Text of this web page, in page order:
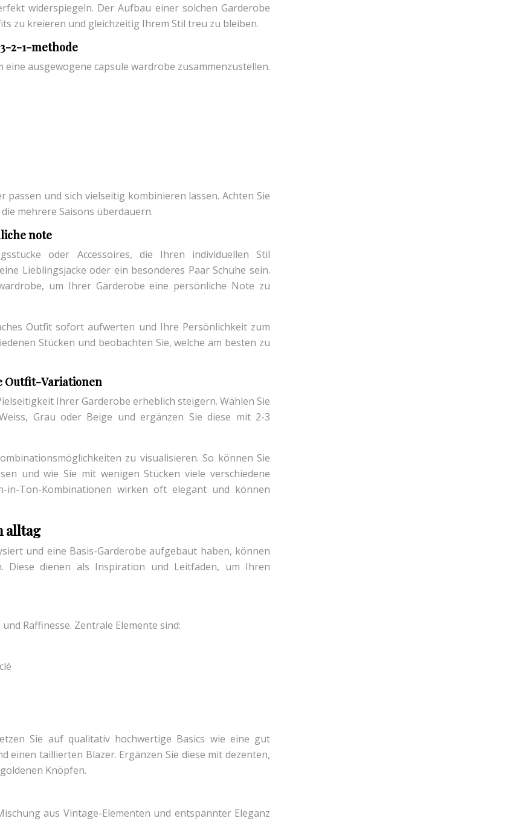
widerspiegeln. Der Aufbau einer solchen Garderobe
zu kreieren und gleichzeitig Ihrem Stil treu zu bleiben.
2-1-methode
ausgewogene capsule wardrobe zusammenzustellen.
passen und sich vielseitig kombinieren lassen. Achten Sie
mehrere Saisons überdauern.
note
oder Accessoires, die Ihren individuellen Stil
Lieblingsjacke oder ein besonderes Paar Schuhe sein.
um Ihrer Garderobe eine persönliche Note zu
Outfit sofort aufwerten und Ihre Persönlichkeit zum
Stücken und beobachten Sie, welche am besten zu
Outfit-Variationen
Ihrer Garderobe erheblich steigern. Wählen Sie
Grau oder Beige und ergänzen Sie diese mit 2-3
zu visualisieren. So können Sie
und wie Sie mit wenigen Stücken viele verschiedene
in-Ton-Kombinationen wirken oft elegant und können
alltag
und eine Basis-Garderobe aufgebaut haben, können
Diese dienen als Inspiration und Leitfaden, um Ihren
Raffinesse. Zentrale Elemente sind:
Sie auf qualitativ hochwertige Basics wie eine gut
einen taillierten Blazer. Ergänzen Sie diese mit dezenten,
Knöpfen.
aus Vintage-Elementen und entspannter Eleganz